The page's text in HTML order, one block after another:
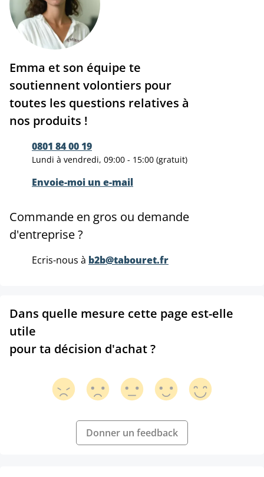
Emma et son équipe te
soutiennent volontiers pour
toutes les questions relatives à
nos produits !
0801 84 00 19
Lundi à vendredi, 09:00 - 15:00 (gratuit)
Envoie-moi un e-mail
Commande en gros ou demande
d'entreprise ?
Ecris-nous à b2b@tabouret.fr
Dans quelle mesure cette page est-elle
utile
pour ta décision d'achat ?
Donner un feedback